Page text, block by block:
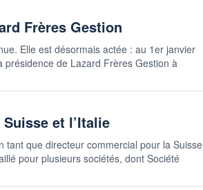
Frères Gestion
Elle est désormais actée : au 1er janvier
présidence de Lazard Frères Gestion à
et l’Italie
tant que directeur commercial pour la Suisse
pour plusieurs sociétés, dont Société